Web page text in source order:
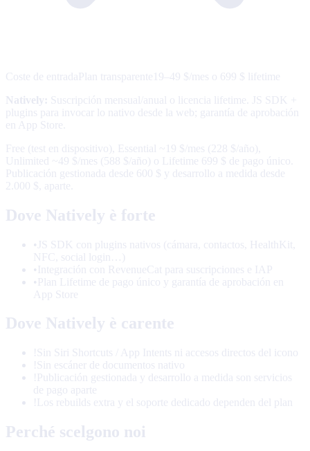
Coste de entradaPlan transparente 19–49 $/mes o 699 $ lifetime
Natively : Suscripción mensual/anual o licencia lifetime. JS SDK +
plugins para invocar lo nativo desde la web; garantía de aprobación
en App Store.
Free (test en dispositivo), Essential ~19 $/mes (228 $/año),
Unlimited ~49 $/mes (588 $/año) o Lifetime 699 $ de pago único.
Publicación gestionada desde 600 $ y desarrollo a medida desde
2.000 $, aparte.
Dove Natively è forte
• JS SDK con plugins nativos (cámara, contactos, HealthKit,
NFC, social login…)
• Integración con RevenueCat para suscripciones e IAP
• Plan Lifetime de pago único y garantía de aprobación en
App Store
Dove Natively è carente
! Sin Siri Shortcuts / App Intents ni accesos directos del icono
! Sin escáner de documentos nativo
! Publicación gestionada y desarrollo a medida son servicios
de pago aparte
! Los rebuilds extra y el soporte dedicado dependen del plan
Perché scelgono noi